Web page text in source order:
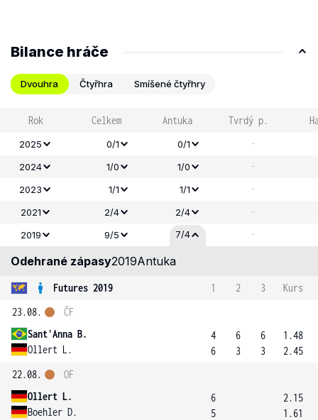
Bilance hráče
Dvouhra Čtyřhra Smíšené čtyřhry
Rok Celkem Antuka Tvrdý p.
2025 0/1 0/1 -
2024 1/0 1/0 -
2023 1/1 1/1 -
2021 2/4 2/4 -
2019 9/5 7/4 -
Odehrané zápasy2019Antuka
Futures 2019 1 2 3
Kurs
23.08.
Sant'Anna B.
Ollert L.
ČF
4
6
6
3
6
3
1.48
2.45
22.08.
Ollert L.
Boehler D.
OF
6
5
2.15
1.61